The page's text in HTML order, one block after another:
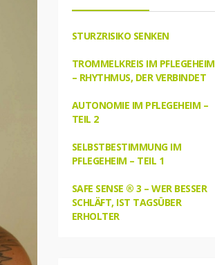
STURZRISIKO SENKEN
TROMMELKREIS IM PFLEGEHEIM
– RHYTHMUS, DER VERBINDET
AUTONOMIE IM PFLEGEHEIM –
TEIL 2
SELBSTBESTIMMUNG IM
PFLEGEHEIM – TEIL 1
SAFE SENSE ® 3 – WER BESSER
SCHLÄFT, IST TAGSÜBER
ERHOLTER